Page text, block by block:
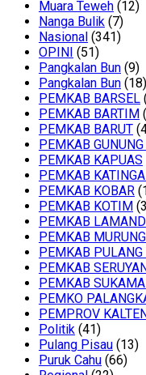
Muara Teweh (12)
Nanga Bulik (7)
Nasional (341)
OPINI (51)
Pangkalan Bun (9)
Pangkalan Bun (18)
PEMKAB BARSEL
PEMKAB BARTIM
PEMKAB BARUT
PEMKAB
PEMKAB KAPUAS
PEMKAB
PEMKAB KOBAR
PEMKAB KOTIM
PEMKAB
PEMKAB
PEMKAB
PEMKAB SERUYAN
PEMKAB
PEMKO
PEMPROV
Politik (41)
Pulang Pisau (13)
Puruk Cahu (66)